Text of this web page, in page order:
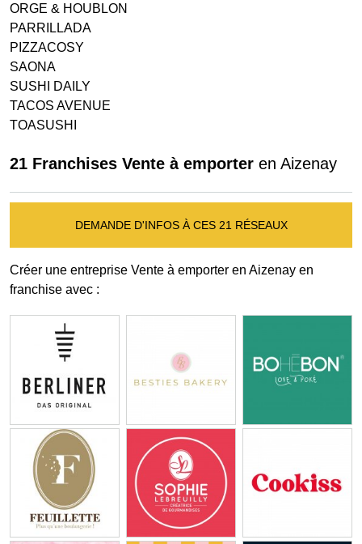
ORGE & HOUBLON
PARRILLADA
PIZZACOSY
SAONA
SUSHI DAILY
TACOS AVENUE
TOASUSHI
21 Franchises Vente à emporter en Aizenay
DEMANDE D'INFOS À CES 21 RÉSEAUX
Créer une entreprise Vente à emporter en Aizenay en
franchise avec :